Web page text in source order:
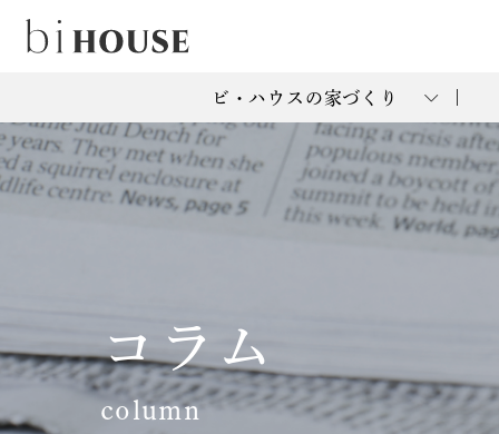
ビ・ハウスの家づくり
コラム
column